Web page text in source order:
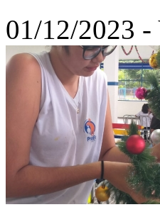
01/12/2023 -